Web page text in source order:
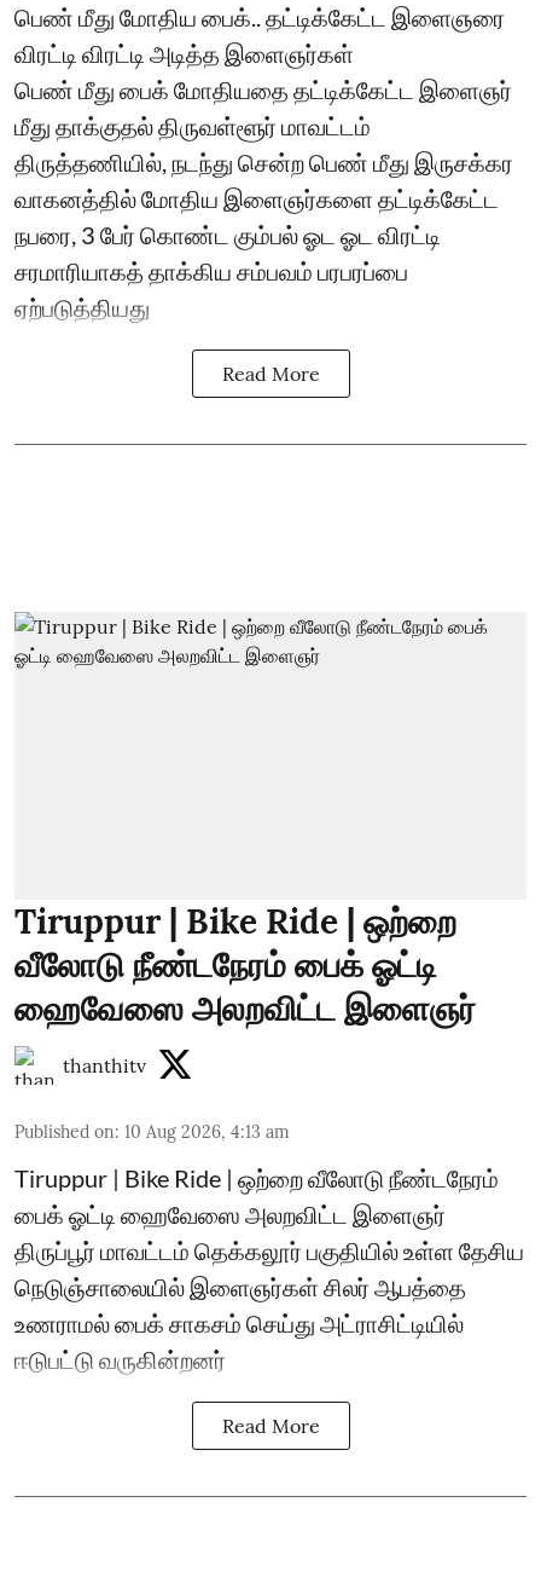
பெண் மீது மோதிய பைக்.. தட்டிக்கேட்ட இளைஞரை
விரட்டி விரட்டி அடித்த இளைஞர்கள்
பெண் மீது பைக் மோதியதை தட்டிக்கேட்ட இளைஞர்
மீது தாக்குதல் திருவள்ளூர் மாவட்டம்
திருத்தணியில், நடந்து சென்ற பெண் மீது இருசக்கர
வாகனத்தில் மோதிய இளைஞர்களை தட்டிக்கேட்ட
நபரை, 3 பேர் கொண்ட கும்பல் ஓட ஓட விரட்டி
சரமாரியாகத் தாக்கிய சம்பவம் பரபரப்பை
ஏற்படுத்தியது
Read More
Tiruppur | Bike Ride | ஒற்றை
வீலோடு நீண்டநேரம் பைக் ஓட்டி
ஹைவேஸை அலறவிட்ட இளைஞர்
thanthitv
Published on: 10 Aug 2026, 4:13 am
Tiruppur | Bike Ride | ஒற்றை வீலோடு நீண்டநேரம்
பைக் ஓட்டி ஹைவேஸை அலறவிட்ட இளைஞர்
திருப்பூர் மாவட்டம் தெக்கலூர் பகுதியில் உள்ள தேசிய
நெடுஞ்சாலையில் இளைஞர்கள் சிலர் ஆபத்தை
உணராமல் பைக் சாகசம் செய்து அட்ராசிட்டியில்
ஈடுபட்டு வருகின்றனர்
Read More